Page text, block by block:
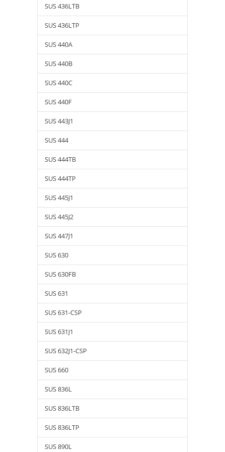
SUS 436LTB
SUS 436LTP
SUS 440A
SUS 440B
SUS 440C
SUS 440F
SUS 443J1
SUS 444
SUS 444TB
SUS 444TP
SUS 445J1
SUS 445J2
SUS 447J1
SUS 630
SUS 630FB
SUS 631
SUS 631-CSP
SUS 631J1
SUS 632J1-CSP
SUS 660
SUS 836L
SUS 836LTB
SUS 836LTP
SUS 890L